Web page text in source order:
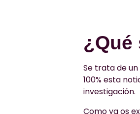
¿Qué
Se trata de
100% esta
investigación.
Como ya os